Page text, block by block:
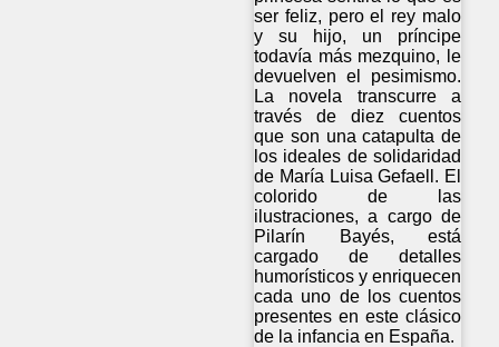
ser feliz, pero el rey malo
y su hijo, un príncipe
todavía más mezquino, le
devuelven el pesimismo.
La novela transcurre a
través de diez cuentos
que son una catapulta de
los ideales de solidaridad
de María Luisa Gefaell. El
colorido de las
ilustraciones, a cargo de
Pilarín Bayés, está
cargado de detalles
humorísticos y enriquecen
cada uno de los cuentos
presentes en este clásico
de la infancia en España.